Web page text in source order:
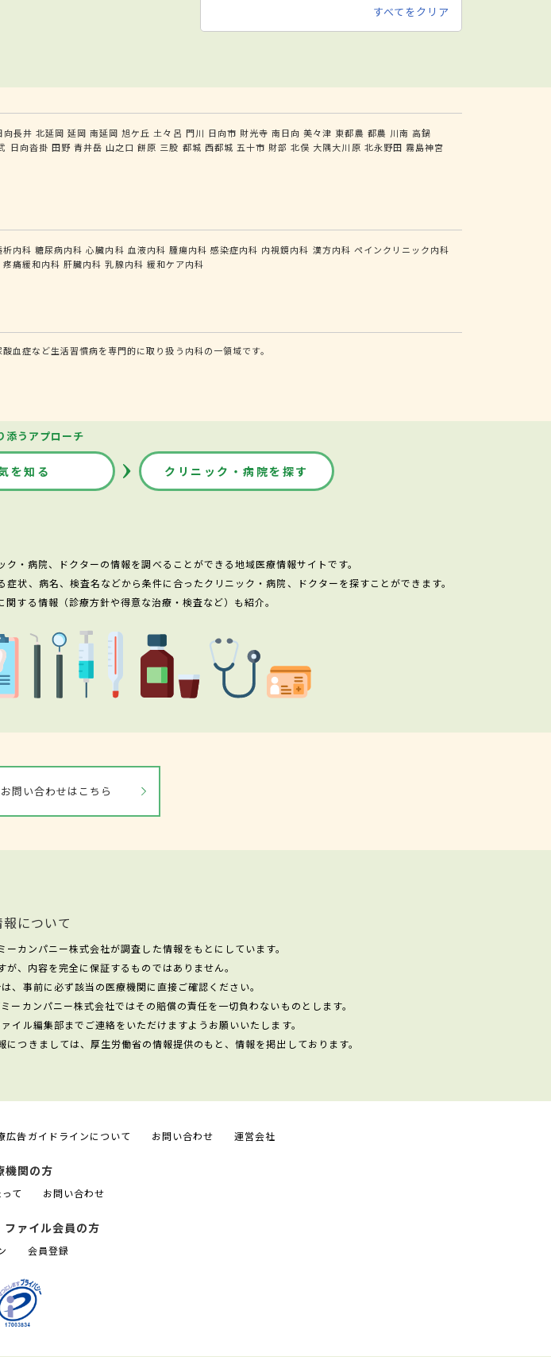
すべてをクリア
向長井 北延岡 延岡 南延岡 旭ケ丘 土々呂 門川 日向市 財光寺 南日向 美々津 東都農 都農 川南 高鍋
日向沓掛 田野 青井岳 山之口 餅原 三股 都城 西都城 五十市 財部 北俣 大隅大川原 北永野田 霧島神宮
析内科 糖尿病内科 心臓内科 血液内科 腫瘍内科 感染症内科 内視鏡内科 漢方内科 ペインクリニック内科
疼痛緩和内科 肝臓内科 乳腺内科 緩和ケア内科
症など生活習慣病を専門的に取り扱う内科の一領域です。
添うアプローチ
を知る クリニック・病院を探す
・病院、ドクターの情報を調べることができる地域医療情報サイトです。
状、病名、検査名などから条件に合ったクリニック・病院、ドクターを探すことができます。
する情報（診療方針や得意な治療・検査など）も紹介。
問い合わせはこちら
について
カンパニー株式会社が調査した情報をもとにしています。
、内容を完全に保証するものではありません。
、事前に必ず該当の医療機関に直接ご確認ください。
カンパニー株式会社ではその賠償の責任を一切負わないものとします。
イル編集部までご連絡をいただけますようお願いいたします。
つきましては、厚生労働省の情報提供のもと、情報を掲出しております。
広告ガイドラインについて お問い合わせ 運営会社
機関の方
て お問い合わせ
ファイル会員の方
会員登録